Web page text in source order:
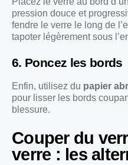
pression douce et
fendre le verre le long de
tapoter légèrement sous
6. Poncez les bords
Enfin, utilisez du papier
pour lisser les bords
blessure.
Couper du
verre : les